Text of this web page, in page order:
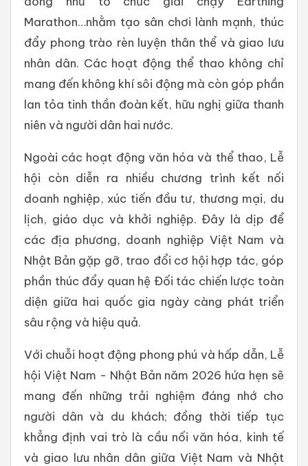
Marathon…nhằm tạo sân chơi lành mạnh, thúc
đẩy phong trào rèn luyện thân thể và giao lưu
nhân dân. Các hoạt động thể thao không chỉ
mang đến không khí sôi động mà còn góp phần
lan tỏa tinh thần đoàn kết, hữu nghị giữa thanh
niên và người dân hai nước.
Ngoài các hoạt động văn hóa và thể thao, Lễ
hội còn diễn ra nhiều chương trình kết nối
doanh nghiệp, xúc tiến đầu tư, thương mại, du
lịch, giáo dục và khởi nghiệp. Đây là dịp để
các địa phương, doanh nghiệp Việt Nam và
Nhật Bản gặp gỡ, trao đổi cơ hội hợp tác, góp
phần thúc đẩy quan hệ Đối tác chiến lược toàn
diện giữa hai quốc gia ngày càng phát triển
sâu rộng và hiệu quả.
Với chuỗi hoạt động phong phú và hấp dẫn, Lễ
hội Việt Nam - Nhật Bản năm 2026 hứa hẹn sẽ
mang đến những trải nghiệm đáng nhớ cho
người dân và du khách; đồng thời tiếp tục
khẳng định vai trò là cầu nối văn hóa, kinh tế
và giao lưu nhân dân giữa Việt Nam và Nhật